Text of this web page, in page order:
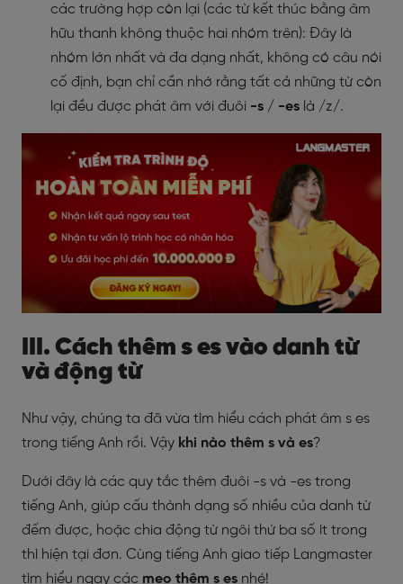
các trường hợp còn lại (các từ kết thúc bằng âm
hữu thanh không thuộc hai nhóm trên): Đây là
nhóm lớn nhất và đa dạng nhất, không có câu nói
cố định, bạn chỉ cần nhớ rằng tất cả những từ còn
lại đều được phát âm với đuôi -s / -es là /z/.
III. Cách thêm s es vào danh từ
và động từ
Như vậy, chúng ta đã vừa tìm hiểu cách phát âm s es
trong tiếng Anh rồi. Vậy khi nào thêm s và es?
Dưới đây là các quy tắc thêm đuôi -s và -es trong
tiếng Anh, giúp cấu thành dạng số nhiều của danh từ
đếm được, hoặc chia động từ ngôi thứ ba số ít trong
thì hiện tại đơn. Cùng tiếng Anh giao tiếp Langmaster
tìm hiểu ngay các mẹo thêm s es nhé!